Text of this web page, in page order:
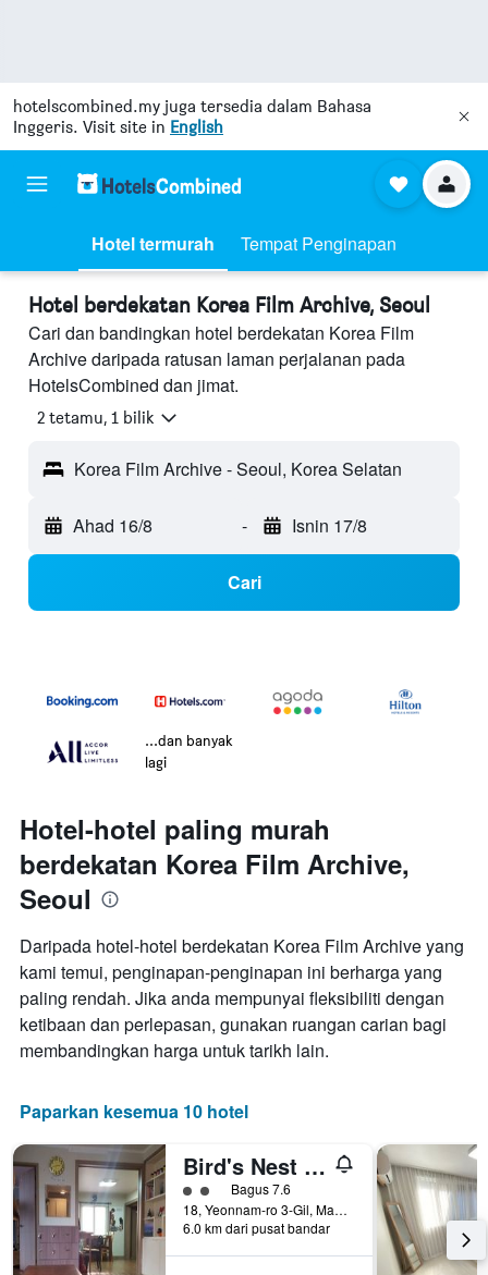
hotelscombined.my juga tersedia dalam Bahasa
Inggeris. Visit site in English
Hotel termurah Tempat Penginapan
Hotel berdekatan Korea Film Archive, Seoul
Cari dan bandingkan hotel berdekatan Korea Film
Archive daripada ratusan laman perjalanan pada
HotelsCombined dan jimat.
2 tetamu, 1 bilik
Korea Film Archive - Seoul, Korea Selatan
Ahad 16/8 - Isnin 17/8
Cari
...dan banyak
lagi
Hotel-hotel paling murah
berdekatan Korea Film Archive,
Seoul
Daripada hotel-hotel berdekatan Korea Film Archive yang
kami temui, penginapan-penginapan ini berharga yang
paling rendah. Jika anda mempunyai fleksibiliti dengan
ketibaan dan perlepasan, gunakan ruangan carian bagi
membandingkan harga untuk tarikh lain.
Paparkan kesemua 10 hotel
Bird's Nest Hostel Hongdae
penarafan kelas 2
Bagus 7.6
18, Yeonnam-ro 3-Gil, Mapo-gu, Seoul, Korea Selatan
6.0 km dari pusat bandar